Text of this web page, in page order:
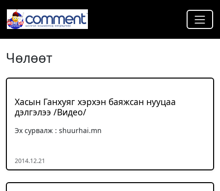
Чѳлѳѳт
Хасын Ганхуяг хэрхэн баяжсан нууцаа
дэлгэлээ /Видео/
Эх сурвалж : shuurhai.mn
2014.12.21